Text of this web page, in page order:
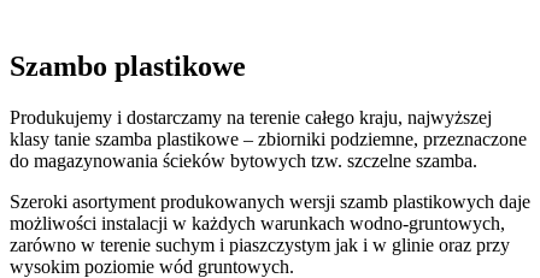
Szambo plastikowe
Produkujemy i dostarczamy na terenie całego kraju, najwyższej
klasy tanie szamba plastikowe – zbiorniki podziemne, przeznaczone
do magazynowania ścieków bytowych tzw. szczelne szamba.
Szeroki asortyment produkowanych wersji szamb plastikowych daje
możliwości instalacji w każdych warunkach wodno-gruntowych,
zarówno w terenie suchym i piaszczystym jak i w glinie oraz przy
wysokim poziomie wód gruntowych.